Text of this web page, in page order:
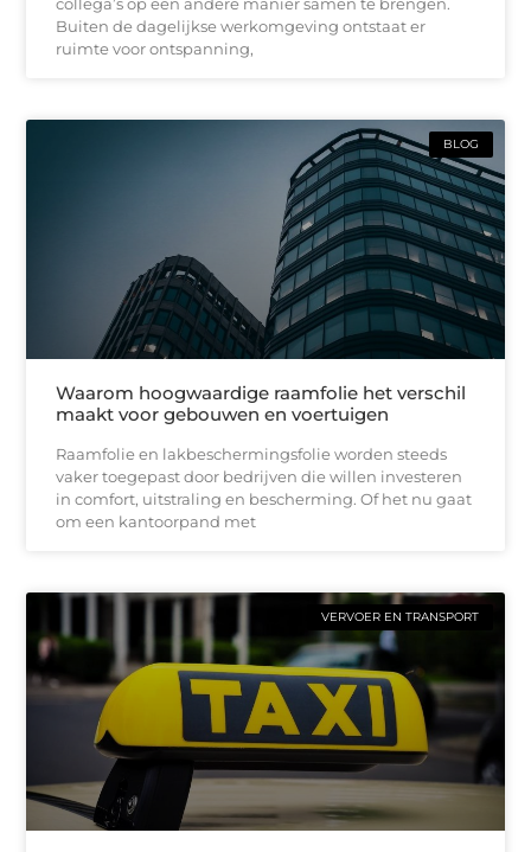
Buiten de dagelijkse werkomgeving ontstaat er
ruimte voor ontspanning,
BLOG
Waarom hoogwaardige raamfolie het verschil
maakt voor gebouwen en voertuigen
Raamfolie en lakbeschermingsfolie worden steeds
vaker toegepast door bedrijven die willen investeren
in comfort, uitstraling en bescherming. Of het nu gaat
om een kantoorpand met
VERVOER EN TRANSPORT